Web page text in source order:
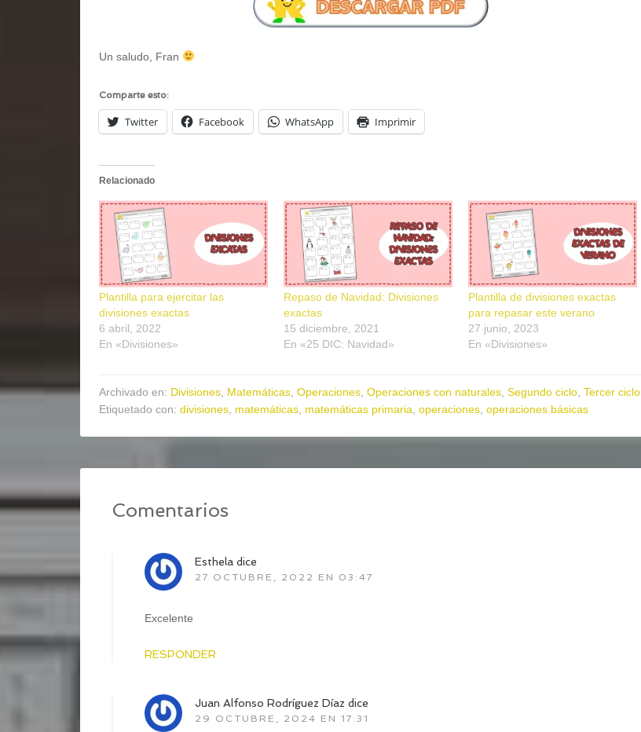
Un saludo, Fran
Comparte esto:
Twitter Facebook WhatsApp Imprimir
Relacionado
Plantilla para ejercitar las
divisiones exactas
6 abril, 2022
En «Divisiones»
Repaso de Navidad: Divisiones
exactas
15 diciembre, 2021
En «25 DIC: Navidad»
Plantilla de divisiones exactas
para repasar este verano
27 junio, 2023
En «Divisiones»
Archivado en: Divisiones Matemáticas Operaciones Operaciones con naturales Segundo ciclo Tercer ciclo
Etiquetado con: divisiones matemáticas matemáticas primaria operaciones operaciones básicas
Comentarios
Esthela dice
27 OCTUBRE, 2022 EN 03:47
Excelente
RESPONDER
Juan Alfonso Rodríguez Díaz dice
29 OCTUBRE, 2024 EN 17:31